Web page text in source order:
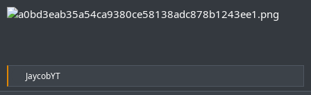
Р
е
JaycobYT